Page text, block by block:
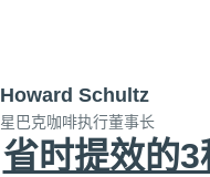
Howard Schultz
星巴克咖啡执行董事长
省时提效的